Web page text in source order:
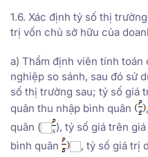
1.6. Xác định tỷ số thị
trị vốn chủ sở hữu của
a) Thẩm định viên tính
nghiệp so sánh, sau đó sử
số thị trường sau; tỷ số giá
quân thu nhập bình quân
quân (
), tỷ số giá trên
bình quân
, tỷ số giá trị